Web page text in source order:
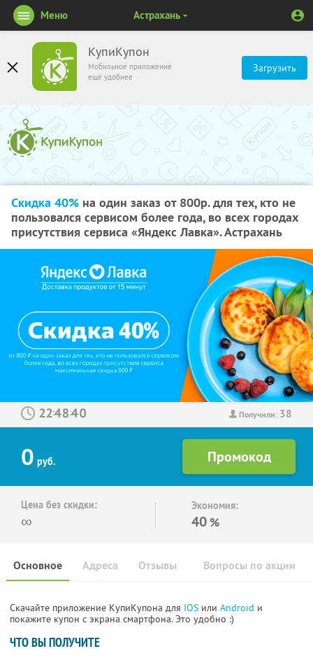
КупиКупон
Мобильное приложение
ещё удобнее
Загрузить
Меню Астрахань
Скидка 40% на один заказ от 800р. для тех, кто не
пользовался сервисом более года, во всех городах
присутствия сервиса «Яндекс Лавка». Астрахань
Получили: 38
: :
0 руб.
Цена без скидки:
∞
Экономия:
40 %
Основное Отзывы Вопросы по акции
Адреса
Скачайте приложение КупиКупона для IOS или Android и
покажите купон с экрана смартфона. Это удобно :)
ЧТО ВЫ ПОЛУЧИТЕ